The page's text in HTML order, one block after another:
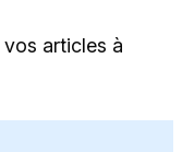
articles à